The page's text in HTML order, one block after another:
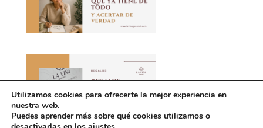
Utilizamos cookies para ofrecerte la mejor experiencia en
nuestra web.
Puedes aprender más sobre qué cookies utilizamos o